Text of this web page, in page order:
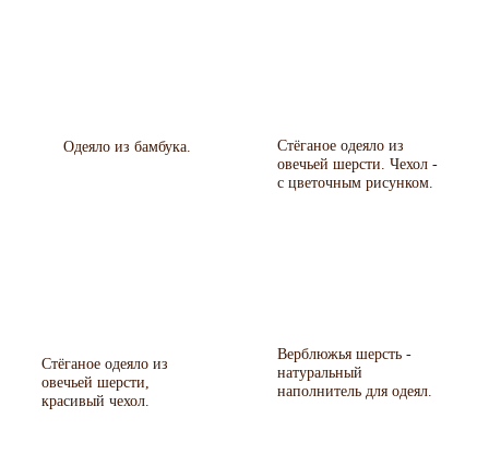
Одеяло из бамбука.
Стёганое одеяло из
овечьей шерсти. Чехол -
с цветочным рисунком.
Стёганое одеяло из
овечьей шерсти,
красивый чехол.
Верблюжья шерсть -
натуральный
наполнитель для одеял.